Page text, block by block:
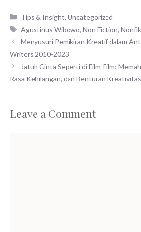
Categories
Tips & Insight,Uncategorized
Tags
Agustinus Wibowo,Non Fiction,
Menyusuri Pemikiran Kreatif dalam
Writers 2010-2023
Jatuh Cinta Seperti di Film-Film:
Rasa Kehilangan, dan Benturan Kreativitas
Leave a Comment